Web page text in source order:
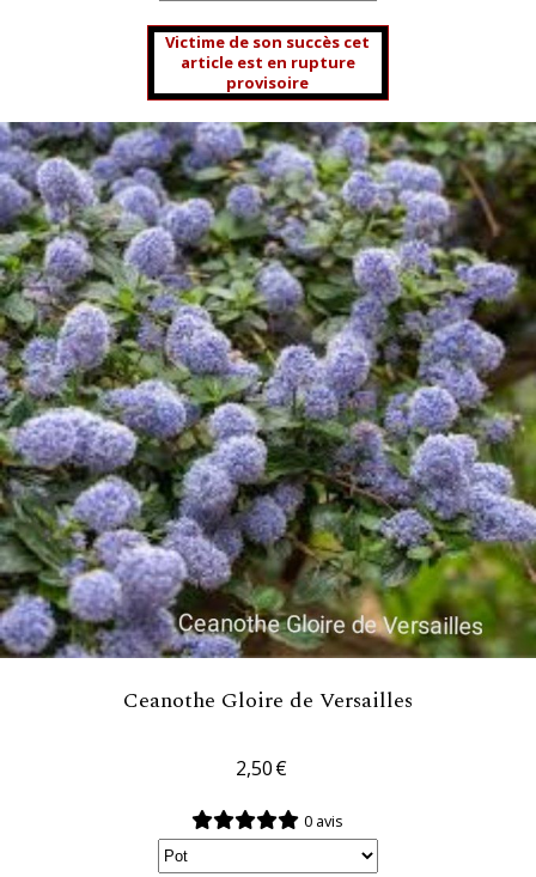
Victime de son succès cet
article est en rupture
provisoire
Ceanothe Gloire de Versailles
2,50€
0 avis